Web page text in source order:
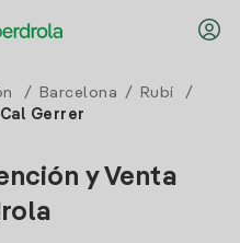
/ Barcelona / Rubí
/
Gerrer
y Venta